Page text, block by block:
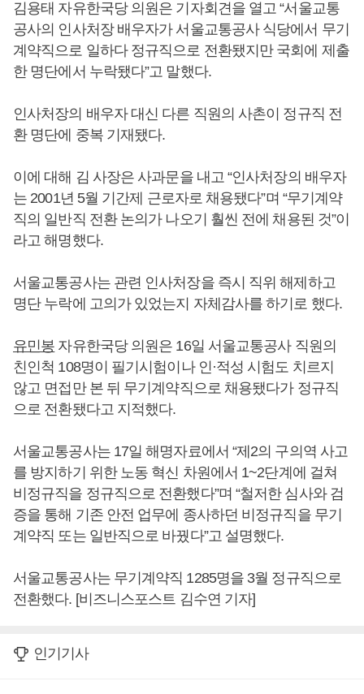
김용태 자유한국당 의원은 기자회견을 열고 “서울교통
공사의 인사처장 배우자가 서울교통공사 식당에서 무기
계약직으로 일하다 정규직으로 전환됐지만 국회에 제출
한 명단에서 누락됐다”고 말했다.
인사처장의 배우자 대신 다른 직원의 사촌이 정규직 전
환 명단에 중복 기재됐다.
이에 대해 김 사장은 사과문을 내고 “인사처장의 배우자
는 2001년 5월 기간제 근로자로 채용됐다”며 “무기계약
직의 일반직 전환 논의가 나오기 훨씬 전에 채용된 것”이
라고 해명했다.
서울교통공사는 관련 인사처장을 즉시 직위 해제하고
명단 누락에 고의가 있었는지 자체감사를 하기로 했다.
유민봉 자유한국당 의원은 16일 서울교통공사 직원의
친인척 108명이 필기시험이나 인·적성 시험도 치르지
않고 면접만 본 뒤 무기계약직으로 채용됐다가 정규직
으로 전환됐다고 지적했다.
서울교통공사는 17일 해명자료에서 “제2의 구의역 사고
를 방지하기 위한 노동 혁신 차원에서 1~2단계에 걸쳐
비정규직을 정규직으로 전환했다”며 “철저한 심사와 검
증을 통해 기존 안전 업무에 종사하던 비정규직을 무기
계약직 또는 일반직으로 바꿨다”고 설명했다.
서울교통공사는 무기계약직 1285명을 3월 정규직으로
전환했다. [비즈니스포스트 김수연 기자]
인기기사